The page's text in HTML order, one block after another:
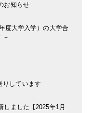
お知らせ
度大学入学）の大学合
－
りしています
しました【2025年1月